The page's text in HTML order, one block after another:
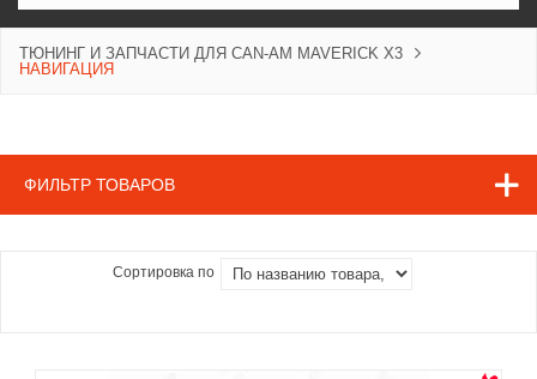
ТЮНИНГ И ЗАПЧАСТИ ДЛЯ CAN-AM MAVERICK X3
НАВИГАЦИЯ
ФИЛЬТР ТОВАРОВ
Сортировка по